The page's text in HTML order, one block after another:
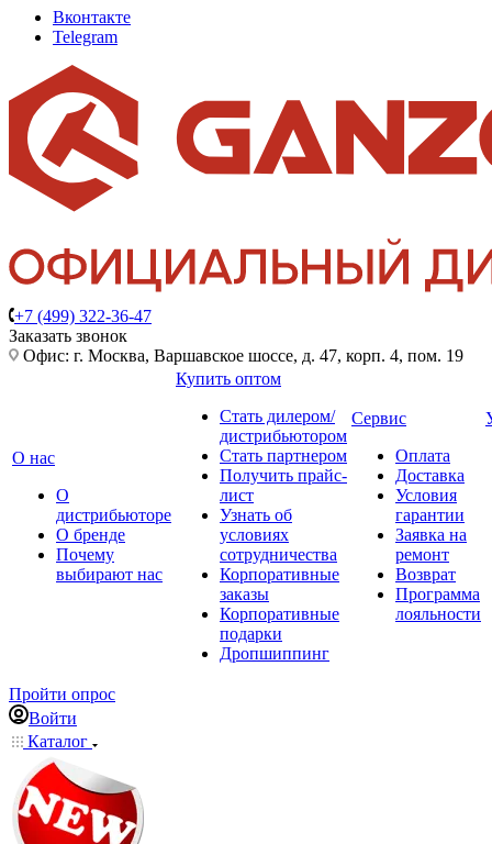
Вконтакте
Telegram
+7 (499) 322-36-47
Заказать звонок
Офис: г. Москва, Варшавское шоссе, д. 47, корп. 4, пом. 19
О нас
О
дистрибьюторе
О бренде
Почему
выбирают нас
Купить оптом
Стать дилером/
дистрибьютором
Стать партнером
Получить прайс-
лист
Узнать об
условиях
сотрудничества
Корпоративные
заказы
Корпоративные
подарки
Дропшиппинг
Сервис
Оплата
Доставка
Условия
гарантии
Заявка на
ремонт
Возврат
Программа
лояльности
Пройти опрос
Войти
Каталог